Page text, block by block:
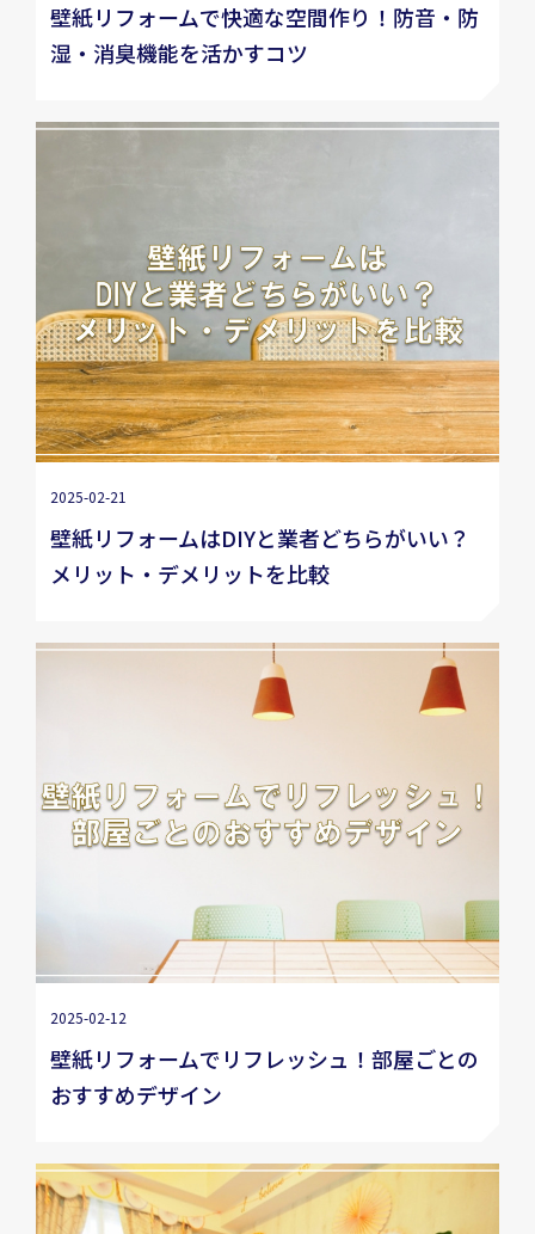
壁紙リフォームで快適な空間作り！防音・防
湿・消臭機能を活かすコツ
2025-02-21
壁紙リフォームはDIYと業者どちらがいい？
メリット・デメリットを比較
2025-02-12
壁紙リフォームでリフレッシュ！部屋ごとの
おすすめデザイン